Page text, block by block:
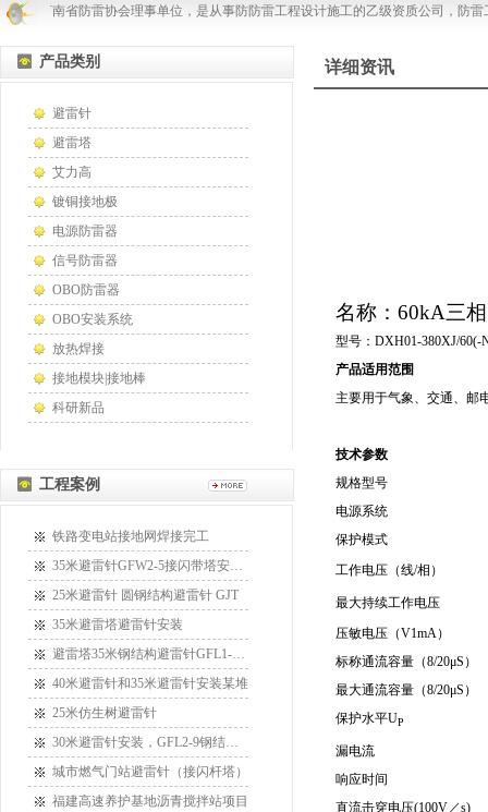
是河南省防雷协会理事单位，是从事防防雷工程设计施工的乙级资质公司，防
产品类别
避雷针
避雷塔
艾力高
镀铜接地极
电源防雷器
信号防雷器
OBO防雷器
OBO安装系统
放热焊接
接地模块|接地棒
科研新品
工程案例
铁路变电站接地网焊接完工
35米避雷针GFW2-5接闪带塔安装某
25米避雷针 圆钢结构避雷针 GJT
35米避雷塔避雷针安装
避雷塔35米钢结构避雷针GFL1-15安
40米避雷针和35米避雷针安装某堆
25米仿生树避雷针
30米避雷针安装，GFL2-9钢结构接
城市燃气门站避雷针（接闪杆塔）
福建高速养护基地沥青搅拌站项目
详细资讯
名称：60kA三
型号：DXH01-380XJ/60(-
产品适用范围
主要用于气象、交通、邮
技术参数
规格型号
电源系统
保护模式
工作电压（线/相）
最大持续工作电压
压敏电压（V1mA）
标称通流容量（8/20μS）
最大通流容量（8/20μS）
保护水平UP
漏电流
响应时间
直流击穿电压(100V／s)